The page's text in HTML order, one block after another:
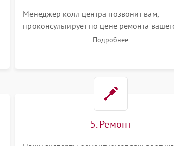
Менеджер колл центра позвонит вам,
проконсультирует по цене ремонта
вертикального пылесоса а также ответит
Подробнее
5. Ремонт